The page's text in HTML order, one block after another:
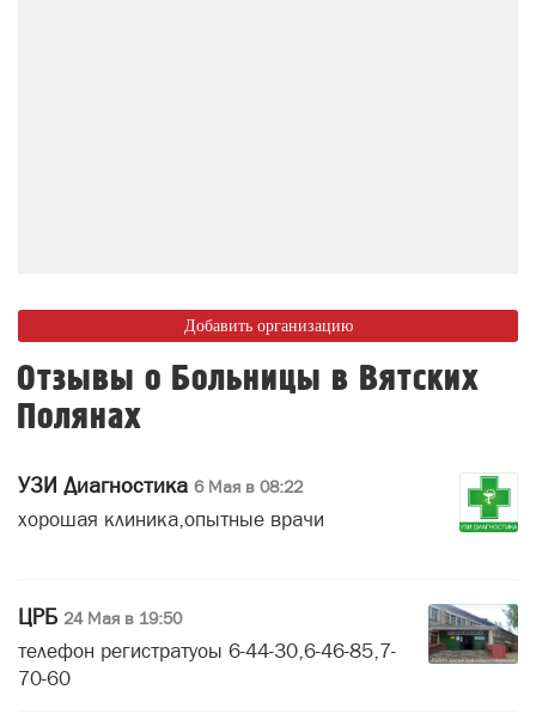
Добавить организацию
Отзывы о Больницы в Вятских
Полянах
УЗИ Диагностика 6 Мая в 08:22
хорошая клиника,опытные врачи
ЦРБ 24 Мая в 19:50
телефон регистратуоы 6-44-30,6-46-85,7-
70-60